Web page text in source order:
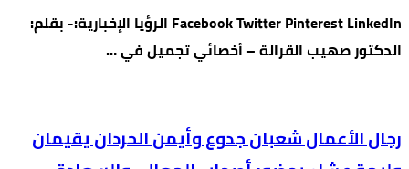
Facebook Twitter Pinterest LinkedIn الرؤيا الإخبارية:- بقلم:
الدكتور صهيب القرالة – أخصائي تجميل في …
رجال الأعمال شعبان جدوع وأيمن الحردان يقيمان